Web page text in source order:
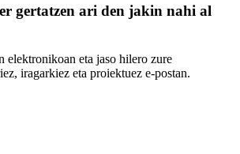
gertatzen ari den jakin nahi al
elektronikoan eta jaso hilero zure
iragarkiez eta proiektuez e-postan.